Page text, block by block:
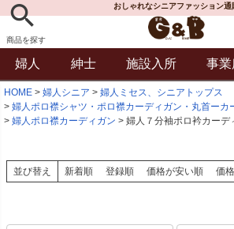
商品を探す
おしゃれなシニアファッション通
婦人 紳士 施設入所 事業
HOME 婦人シニア
婦人ミセス、シニアトップス
婦人ポロ襟シャツ・ポロ襟カーディガン・丸首ーカ
婦人ポロ襟カーディガン
婦人７分袖ポロ衿カーデ
並び替え 新着順 登録順 価格が安い順 価